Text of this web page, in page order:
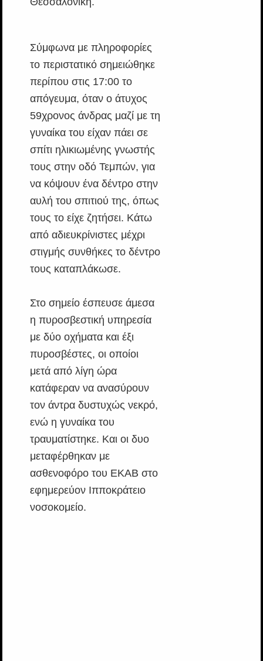
Σύμφωνα με πληροφορίες
το περιστατικό σημειώθηκε
περίπου στις 17:00 το
απόγευμα, όταν ο άτυχος
59χρονος άνδρας μαζί με τη
γυναίκα του είχαν πάει σε
σπίτι ηλικιωμένης γνωστής
τους στην οδό Τεμπών, για
να κόψουν ένα δέντρο στην
αυλή του σπιτιού της, όπως
τους το είχε ζητήσει. Κάτω
από αδιευκρίνιστες μέχρι
στιγμής συνθήκες το δέντρο
τους καταπλάκωσε.
Στο σημείο έσπευσε άμεσα
η πυροσβεστική υπηρεσία
με δύο οχήματα και έξι
πυροσβέστες, οι οποίοι
μετά από λίγη ώρα
κατάφεραν να ανασύρουν
τον άντρα δυστυχώς νεκρό,
ενώ η γυναίκα του
τραυματίστηκε. Και οι δυο
μεταφέρθηκαν με
ασθενοφόρο του ΕΚΑΒ στο
εφημερεύον Ιπποκράτειο
νοσοκομείο.